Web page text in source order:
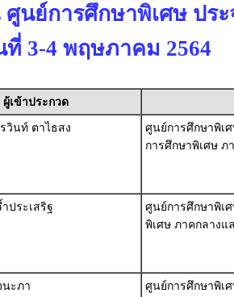
นย์การศึกษาพิเศษ ประ
ที่ 3-4 พฤษภาคม 2564
ผู้เข้าประกวด
วินท์ ตาไธสง
ศูนย์การศึกษาพิเ
การศึกษาพิเศษ ภ
ประเสริฐ
ศูนย์การศึกษาพิเ
พิเศษ ภาคกลางแ
ะภา
ศูนย์การศึกษาพิเ